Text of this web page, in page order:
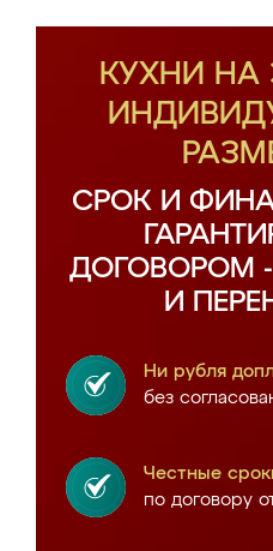
КУХНИ НА
СРОК И
ДОГОВОРОМ
И
Ни рубля
без
Честные
по договору